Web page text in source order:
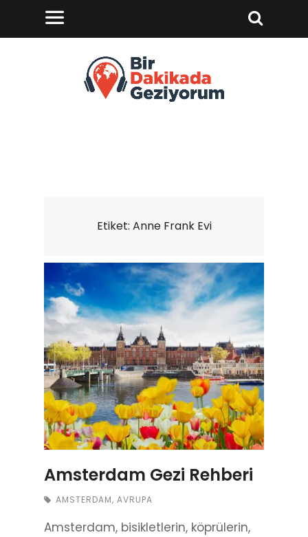
Etiket: Anne Frank Evi
Amsterdam Gezi Rehberi
AMSTERDAM, AVRUPA
Amsterdam, bisikletlerin, köprülerin,